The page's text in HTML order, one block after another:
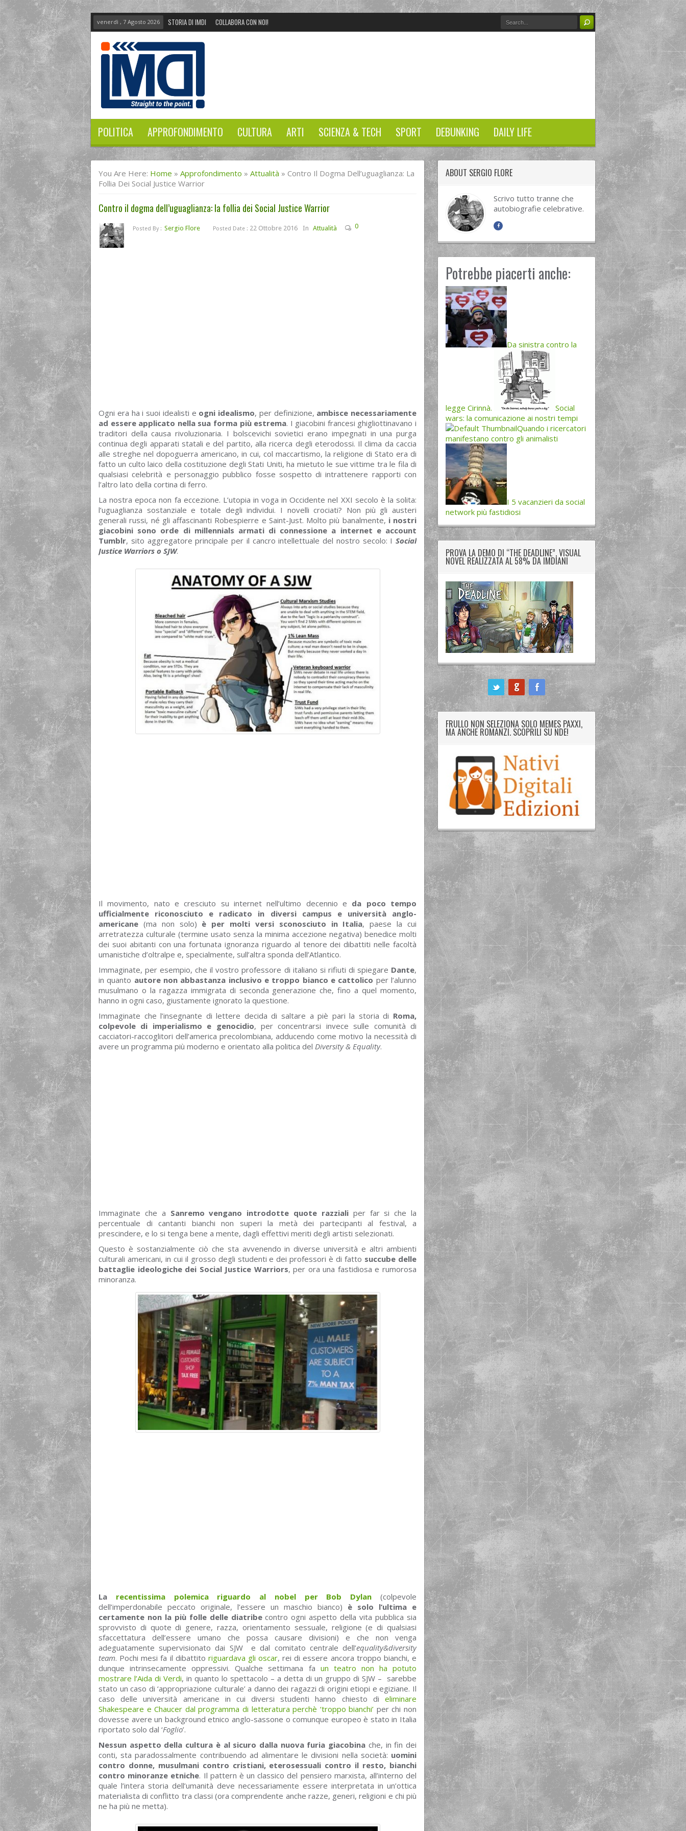
venerdì , 7 Agosto 2026 STORIA DI IMDI COLLABORA CON NOI!
POLITICA APPROFONDIMENTO CULTURA ARTI SCIENZA & TECH SPORT DEBUNKING DAILY LIFE
You Are Here: Home » Approfondimento » Attualità » Contro Il Dogma Dell’uguaglianza: La
Follia Dei Social Justice Warrior
Contro il dogma dell’uguaglianza: la follia dei Social Justice Warrior
Posted By : Sergio Flore Posted Date : 22 Ottobre 2016 In Attualità 0
Ogni era ha i suoi idealisti e ogni idealismo, per definizione, ambisce necessariamente
ad essere applicato nella sua forma più estrema. I giacobini francesi ghigliottinavano i
traditori della causa rivoluzionaria. I bolscevichi sovietici erano impegnati in una purga
continua degli apparati statali e del partito, alla ricerca degli eterodossi. Il clima da caccia
alle streghe nel dopoguerra americano, in cui, col maccartismo, la religione di Stato era di
fatto un culto laico della costituzione degli Stati Uniti, ha mietuto le sue vittime tra le fila di
qualsiasi celebrità e personaggio pubblico fosse sospetto di intrattenere rapporti con
l’altro lato della cortina di ferro.
La nostra epoca non fa eccezione. L’utopia in voga in Occidente nel XXI secolo è la solita:
l’uguaglianza sostanziale e totale degli individui. I novelli crociati? Non più gli austeri
generali russi, né gli affascinanti Robespierre e Saint-Just. Molto più banalmente, i nostri
giacobini sono orde di millennials armati di connessione a internet e account
Tumblr, sito aggregatore principale per il cancro intellettuale del nostro secolo: I Social
Justice Warriors o SJW.
Il movimento, nato e cresciuto su internet nell’ultimo decennio e da poco tempo
ufficialmente riconosciuto e radicato in diversi campus e università anglo-
americane (ma non solo) è per molti versi sconosciuto in Italia, paese la cui
arretratezza culturale (termine usato senza la minima accezione negativa) benedice molti
dei suoi abitanti con una fortunata ignoranza riguardo al tenore dei dibattiti nelle facoltà
umanistiche d’oltralpe e, specialmente, sull’altra sponda dell’Atlantico.
Immaginate, per esempio, che il vostro professore di italiano si rifiuti di spiegare Dante,
in quanto autore non abbastanza inclusivo e troppo bianco e cattolico per l’alunno
musulmano o la ragazza immigrata di seconda generazione che, fino a quel momento,
hanno in ogni caso, giustamente ignorato la questione.
Immaginate che l’insegnante di lettere decida di saltare a piè pari la storia di Roma,
colpevole di imperialismo e genocidio, per concentrarsi invece sulle comunità di
cacciatori-raccoglitori dell’america precolombiana, adducendo come motivo la necessità di
avere un programma più moderno e orientato alla politica del Diversity & Equality.
Immaginate che a Sanremo vengano introdotte quote razzialiper far si che la
percentuale di cantanti bianchi non superi la metà dei partecipanti al festival, a
prescindere, e lo si tenga bene a mente, dagli effettivi meriti degli artisti selezionati.
Questo è sostanzialmente ciò che sta avvenendo in diverse università e altri ambienti
culturali americani, in cui il grosso degli studenti e dei professori è di fatto succube delle
battaglie ideologiche dei Social Justice Warriors, per ora una fastidiosa e rumorosa
minoranza.
La recentissima polemica riguardo al nobel per Bob Dylan
(colpevole
dell’imperdonabile peccato originale, l’essere un maschio bianco) è solo l’ultima e
certamente non la più folle delle diatribecontro ogni aspetto della vita pubblica sia
sprovvisto di quote di genere, razza, orientamento sessuale, religione (e di qualsiasi
sfaccettatura dell’essere umano che possa causare divisioni) e che non venga
adeguatamente supervisionato dai SJW e dal comitato centrale dell’equality&diversity
team. Pochi mesi fa il dibattito riguardava gli oscar, rei di essere ancora troppo bianchi, e
dunque intrinsecamente oppressivi. Qualche settimana fa un teatro non ha potuto
mostrare l’Aida di Verdi, in quanto lo spettacolo – a detta di un gruppo di SJW – sarebbe
stato un caso di ‘appropriazione culturale’ a danno dei ragazzi di origini etiopi e egiziane. Il
caso delle università americane in cui diversi studenti hanno chiesto di eliminare
Shakespeare e Chaucer dal programma di letteratura perchè ‘troppo bianchi’ per chi non
dovesse avere un background etnico anglo-sassone o comunque europeo è stato in Italia
riportato solo dal ‘Foglio’.
Nessun aspetto della cultura è al sicuro dalla nuova furia giacobina che, in fin dei
conti, sta paradossalmente contribuendo ad alimentare le divisioni nella società: uomini
contro donne, musulmani contro cristiani, eterosessuali contro il resto, bianchi
contro minoranze etniche. Il pattern è un classico del pensiero marxista, all’interno del
quale l’intera storia dell’umanità deve necessariamente essere interpretata in un’ottica
materialista di conflitto tra classi (ora comprendente anche razze, generi, religioni e chi più
ne ha più ne metta).
ABOUT SERGIO FLORE
Scrivo tutto tranne che
autobiografie celebrative.
Potrebbe piacerti anche:
Da sinistra contro la
legge Cirinnà.
Social
wars: la comunicazione ai nostri tempi
Quando i ricercatori
manifestano contro gli animalisti
I 5 vacanzieri da social
network più fastidiosi
PROVA LA DEMO DI “THE DEADLINE”, VISUAL
NOVEL REALIZZATA AL 58% DA IMDIANI
twittergoogleplus
FRULLO NON SELEZIONA SOLO MEMES PAXXI,
MA ANCHE ROMANZI. SCOPRILI SU NDE!